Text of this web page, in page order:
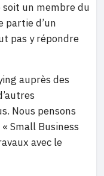
un membre du
partie d’un
pas y répondre
auprès des
Nous pensons
Small Business
avec le